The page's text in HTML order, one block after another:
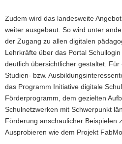
Zudem wird das landesweite
weiter ausgebaut. So wird unter
der Zugang zu allen digitalen
Lehrkräfte über das Portal
deutlich übersichtlicher gestaltet.
Studien- bzw.
das Programm Initiative digitale
Förderprogramm, dem gezielten
Schulnetzwerken mit Schwerpunkt
Förderung anschaulicher Beispielen
Ausprobieren wie dem Projekt